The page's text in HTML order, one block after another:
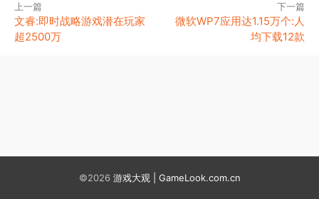
上一篇
文睿:即时战略游戏潜在玩家
超2500万
下一篇
微软WP7应用达1.15万个:人
均下载12款
©2026 游戏大观 | GameLook.com.cn